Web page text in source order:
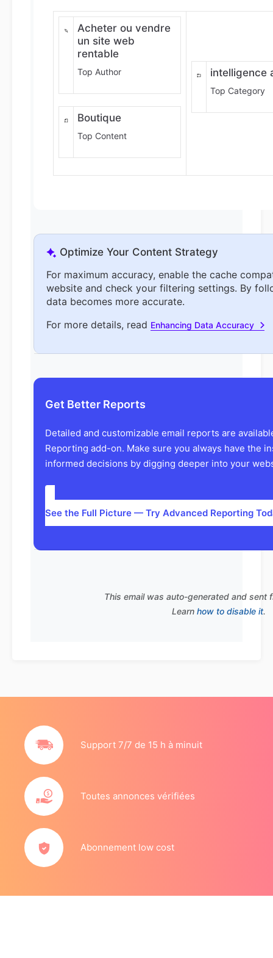
Acheter ou vendre
un site web
rentable
Top Author
Boutique
Top Content
intelligence
Top Category
Optimize Your Content Strategy
For maximum accuracy, enable the cache
website and check your filtering settings. By
data becomes more accurate.
For more details, read Enhancing Data Accuracy
Get Better Reports
Detailed and customizable email reports are
Reporting add-on. Make sure you always have the
informed decisions by digging deeper into your
See the Full Picture — Try Advanced Reporting
This email was auto-generated and sent
Learn how to disable it.
Support 7/7 de 15 h à minuit
Toutes annonces vérifiées
Abonnement low cost